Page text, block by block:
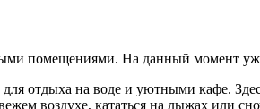
помещениями. На данный момент
отдыха на воде и уютными кафе.
воздухе, кататься на лыжах или